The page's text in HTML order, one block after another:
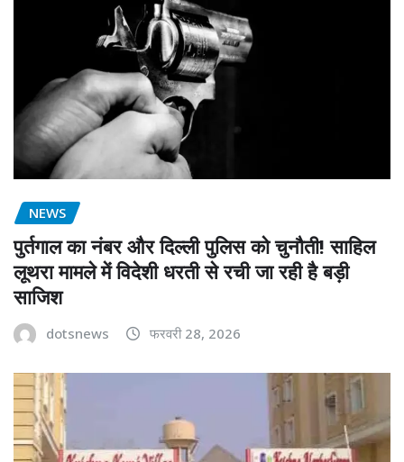
NEWS
पुर्तगाल का नंबर और दिल्ली पुलिस को चुनौती! साहिल
लूथरा मामले में विदेशी धरती से रची जा रही है बड़ी
साजिश
dotsnews फरवरी 28, 2026